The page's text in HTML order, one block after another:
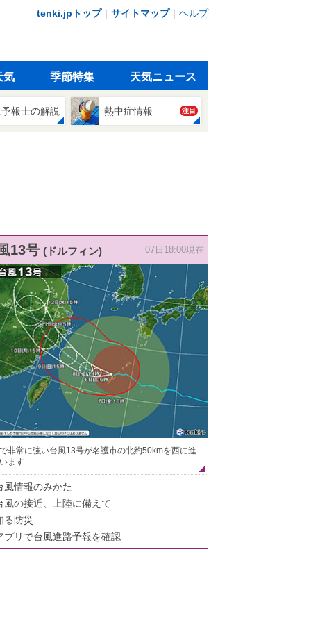
tenki.jpトップ｜ サイトマップ｜ ヘルプ
気 季節特集 天気ニュース
報士の解説 熱中症情報 注目
13号 (ドルフィン) 07日18:00現在
非常に強い台風13号が名護市の北約50kmを西に進
ます
風情報のみかた
風の接近、上陸に備えて
る防災
プリで台風進路予報を確認